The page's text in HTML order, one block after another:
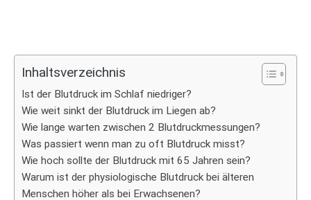
Inhaltsverzeichnis
Ist der Blutdruck im Schlaf niedriger?
Wie weit sinkt der Blutdruck im Liegen ab?
Wie lange warten zwischen 2 Blutdruckmessungen?
Was passiert wenn man zu oft Blutdruck misst?
Wie hoch sollte der Blutdruck mit 65 Jahren sein?
Warum ist der physiologische Blutdruck bei älteren
Menschen höher als bei Erwachsenen?